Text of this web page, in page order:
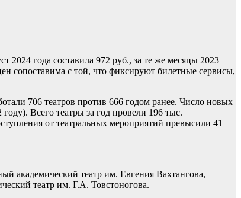
2024 года составила 972 руб., за те же месяцы 2023
сопоставима с той, что фиксируют билетные сервисы,
706 театров против 666 годом ранее. Число новых
Всего театры за год провели 196 тыс.
от театральных мероприятий превысили 41
академический театр им. Евгения Вахтангова,
театр им. Г.А. Товстоногова.